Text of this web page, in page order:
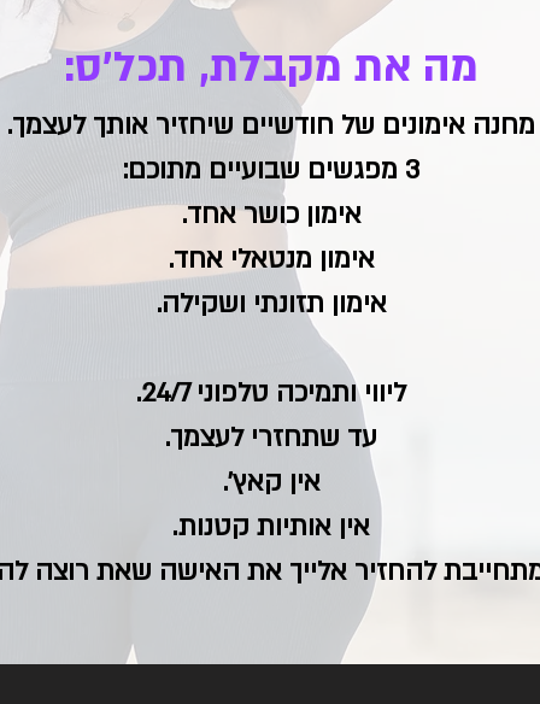
מה את מקבלת, תכל'ס:
מחנה אימונים של חודשיים שיחזיר אותך לעצמך.
3 מפגשים שבועיים מתוכם:
אימון כושר אחד.
אימון מנטאלי אחד.
אימון תזונתי ושקילה.
ליווי ותמיכה טלפוני 24/7.
עד שתחזרי לעצמך.
אין קאץ'.
אין אותיות קטנות.
להחזיר אלייך את האישה שאת רוצה